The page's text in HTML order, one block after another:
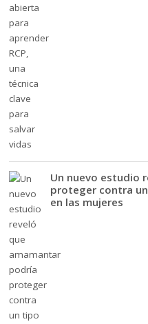
Un nuevo estudio
proteger contra
en las mujeres